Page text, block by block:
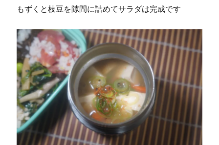
もずくと枝豆を隙間に詰めてサラダは完成です